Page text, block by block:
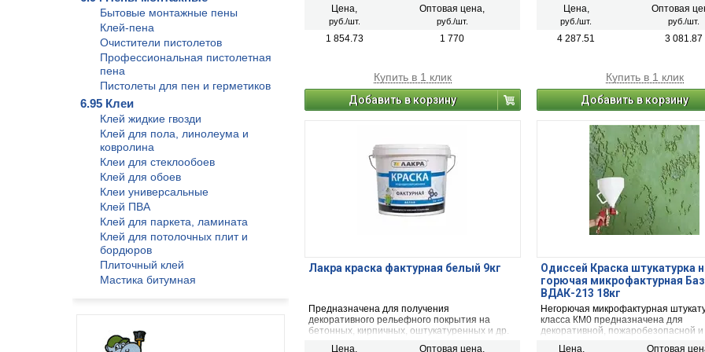
Бытовые монтажные пены
Клей-пена
Очистители пистолетов
Профессиональная пистолетная
пена
Пистолеты для пен и герметиков
6.95 Клеи
Клей жидкие гвозди
Клей для пола, линолеума и
ковролина
Клеи для стеклообоев
Клей для обоев
Клеи универсальные
Клей ПВА
Клей для паркета, ламината
Клей для потолочных плит и
бордюров
Плиточный клей
Мастика битумная
Цена,
руб./шт.
Оптовая цена,
руб./шт.
1 854.73 1 770
Купить в 1 клик
Добавить в корзину
Применяется для наружных и
работ. Особо рекомендуется для
повышенной эксплуатационной
Цена,
руб./шт.
Оптовая
руб./шт.
4 287.51 3 081.87
Купить в 1 клик
Добавить в корзину
Лакра краска фактурная белый 9кг
Предназначена для получения
декоративного рельефного покрытия на
бетонных, кирпичных, оштукатуренных и др.
Цена, Оптовая цена,
Одиссей Краска штукатурка
горючая микрофактурная
ВДАК-213 18кг
Негорючая микрофактурная
класса КМ0 предназначена для
декоративной, пожаробезопасной и
Цена, Оптовая